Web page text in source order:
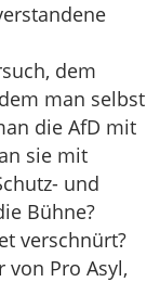
dem
man selbst
die AfD mit
sie mit
und
Bühne?
verschnürt?
von Pro Asyl,